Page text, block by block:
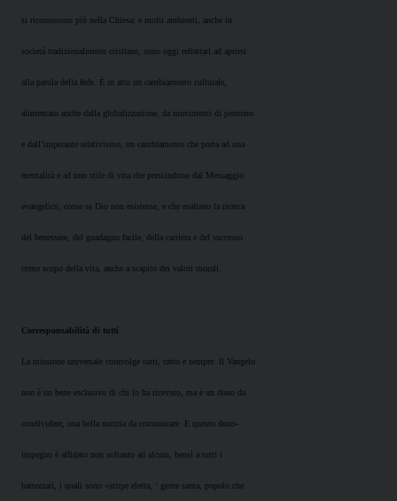
si riconoscono più nella Chiesa; e molti ambienti, anche in
società tradizionalmente cristiane, sono oggi refrattari ad aprirsi
alla parola della fede. È in atto un cambiamento culturale,
alimentato anche dalla globalizzazione, da movimenti di pensiero
e dall’imperante relativismo, un cambiamento che porta ad una
mentalità e ad uno stile di vita che prescindono dal Messaggio
evangelico, come se Dio non esistesse, e che esaltano la ricerca
del benessere, del guadagno facile, della carriera e del successo
come scopo della vita, anche a scapito dei valori morali.
Corresponsabilità di tutti
La missione universale coinvolge tutti, tutto e sempre. Il Vangelo
non è un bene esclusivo di chi lo ha ricevuto, ma è un dono da
condividere, una bella notizia da comunicare. E questo dono-
impegno è affidato non soltanto ad alcuni, bensì a tutti i
battezzati, i quali sono «stirpe eletta, ‘ gente santa, popolo che